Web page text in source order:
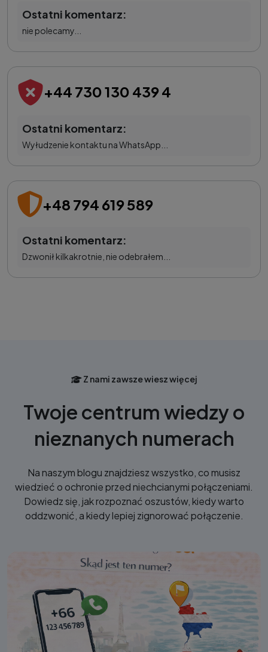
Ostatni komentarz:
nie polecamy...
+44 730 130 439 4
Ostatni komentarz:
Wyłudzenie kontaktu na WhatsApp...
+48 794 619 589
Ostatni komentarz:
Dzwonił kilkakrotnie, nie odebrałem...
Z nami zawsze wiesz więcej
Twoje centrum wiedzy o
nieznanych numerach
Na naszym blogu znajdziesz wszystko, co musisz
wiedzieć o ochronie przed niechcianymi połączeniami.
Dowiedz się, jak rozpoznać oszustów, kiedy warto
oddzwonić, a kiedy lepiej zignorować połączenie.